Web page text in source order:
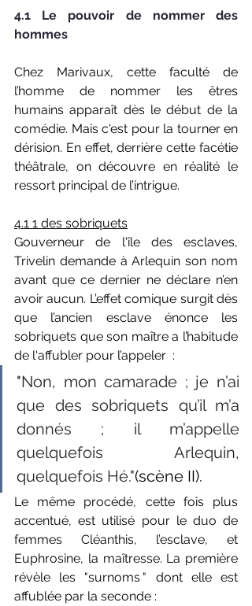
4.1 Le pouvoir de nommer des
hommes
Chez Marivaux, cette faculté de
l’homme de nommer les êtres
humains apparaît dès le début de la
comédie. Mais c'est pour la tourner en
dérision. En effet, derrière cette facétie
théâtrale, on découvre en réalité le
ressort principal de l’intrigue.
4.1 1 des sobriquets
Gouverneur de l'île des esclaves,
Trivelin demande à Arlequin son nom
avant que ce dernier ne déclare n’en
avoir aucun. L’effet comique surgit dès
que l’ancien esclave énonce les
sobriquets que son maître a l’habitude
de l'affubler pour l’appeler  :
"Non, mon camarade ; je n’ai
que des sobriquets qu’il m’a
donnés ; il m’appelle
quelquefois Arlequin,
quelquefois Hé."(scène II).
Le même procédé, cette fois plus
accentué, est utilisé pour le duo de
femmes Cléanthis, l’esclave, et
Euphrosine, la maîtresse. La première
révèle les "surnoms " dont elle est
affublée par la seconde :